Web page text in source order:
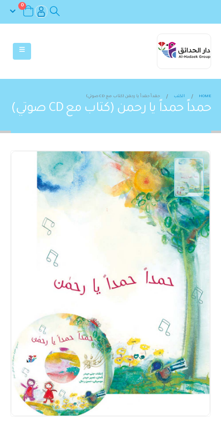
0
HOME الكتب حمداً حمداً يا رحمن (كتاب مع CD صوتي)
حمداً حمداً يا رحمن (كتاب مع CD صوتي)